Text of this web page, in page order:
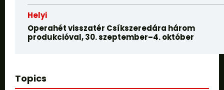
Helyi
Operahét visszatér Csíkszeredára három
produkcióval, 30. szeptember–4. október
Topics